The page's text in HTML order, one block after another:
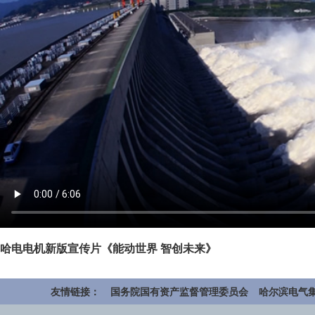
哈电电机新版宣传片《能动世界 智创未来》
友情链接： 国务院国有资产监督管理委员会 哈尔滨电气